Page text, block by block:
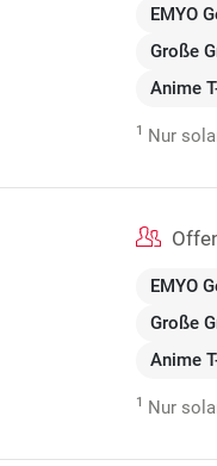
EMYO
Große
Anime
1 Nur
EMYO
Große
Anime
1 Nur